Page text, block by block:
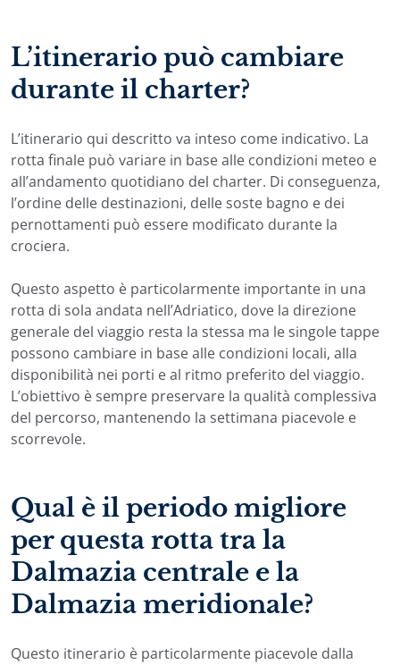
L’itinerario può cambiare
durante il charter?
L’itinerario qui descritto va inteso come indicativo. La
rotta finale può variare in base alle condizioni meteo e
all’andamento quotidiano del charter. Di conseguenza,
l’ordine delle destinazioni, delle soste bagno e dei
pernottamenti può essere modificato durante la
crociera.
Questo aspetto è particolarmente importante in una
rotta di sola andata nell’Adriatico, dove la direzione
generale del viaggio resta la stessa ma le singole tappe
possono cambiare in base alle condizioni locali, alla
disponibilità nei porti e al ritmo preferito del viaggio.
L’obiettivo è sempre preservare la qualità complessiva
del percorso, mantenendo la settimana piacevole e
scorrevole.
Qual è il periodo migliore
per questa rotta tra la
Dalmazia centrale e la
Dalmazia meridionale?
Questo itinerario è particolarmente piacevole dalla